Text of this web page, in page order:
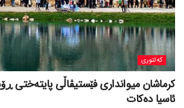
کەلتوری
کرماشان میوانداری فێستیڤاڵی پایتەختی
ئاسیا دەکات